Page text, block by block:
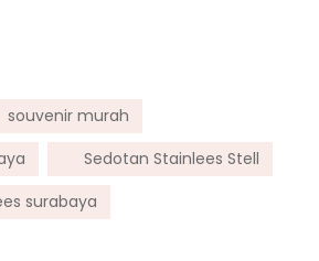
souvenir murah
Sedotan Stainlees Stell
surabaya